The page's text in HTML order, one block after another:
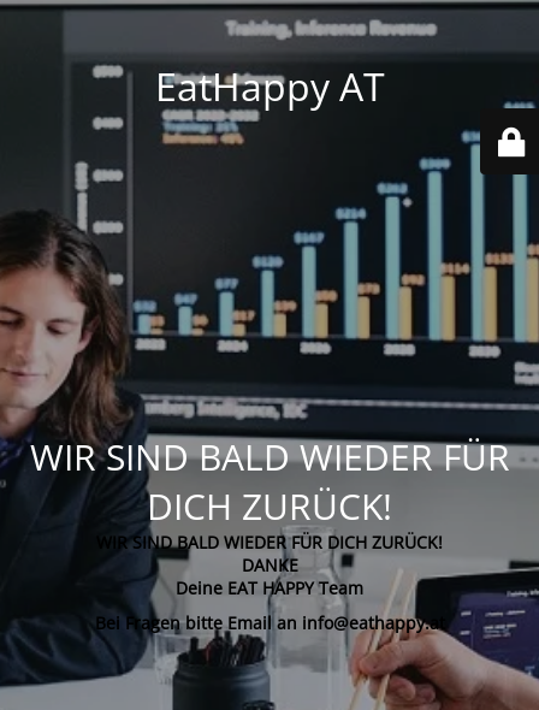
EatHappy AT
WIR SIND BALD WIEDER FÜR
DICH ZURÜCK!
WIR SIND BALD WIEDER FÜR DICH ZURÜCK!
DANKE
Deine EAT HAPPY Team
Bei Fragen bitte Email an info@eathappy.at